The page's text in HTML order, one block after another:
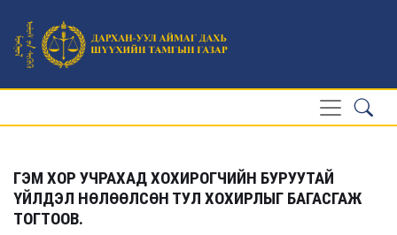
ГЭМ ХОР УЧРАХАД ХОХИРОГЧИЙН БУРУУТАЙ
ҮЙЛДЭЛ НӨЛӨӨЛСӨН ТУЛ ХОХИРЛЫГ БАГАСГАЖ
ТОГТООВ.